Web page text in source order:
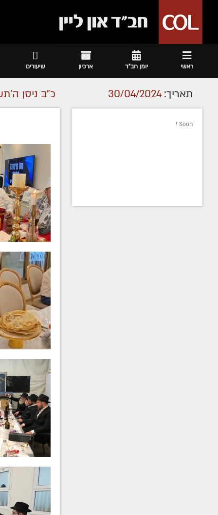
ראשי יומן חב"ד ארכיון שיעורים
תאריך:30/04/2024
Soon !
כ"ב ניסן
מרת מסעודי שושן ע״ה-
רחל לאה חאלימסקי ע״ה
מאשא רחל יעקובוביץ